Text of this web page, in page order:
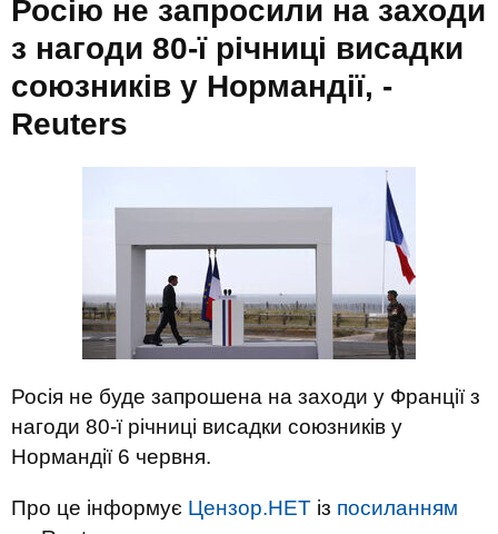
Росію не запросили на заходи
з нагоди 80-ї річниці висадки
союзників у Нормандії, -
Reuters
Росія не буде запрошена на заходи у Франції з
нагоди 80-ї річниці висадки союзників у
Нормандії 6 червня.
Про це інформує Цензор.НЕТ із посиланням